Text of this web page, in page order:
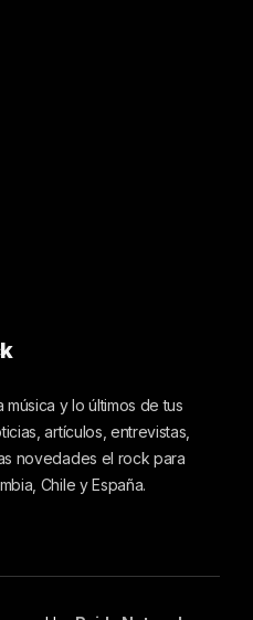
y lo últimos de tus
artículos, entrevistas,
novedades el rock para
Chile y España.